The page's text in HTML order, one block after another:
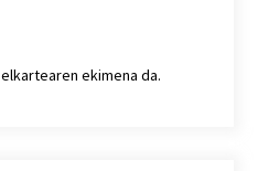
elkartearen ekimena da.